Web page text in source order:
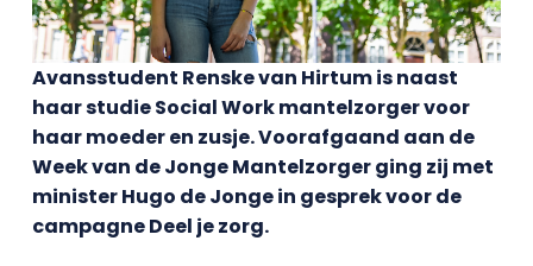
Avansstudent Renske van Hirtum is naast
haar studie Social Work mantelzorger voor
haar moeder en zusje. Voorafgaand aan de
Week van de Jonge Mantelzorger ging zij met
minister Hugo de Jonge in gesprek voor de
campagne Deel je zorg.